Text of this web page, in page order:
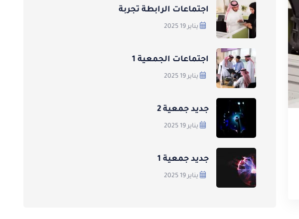
اجتماعات الرابطة تجربة
يناير 19 2025
اجتماعات الجمعية 1
يناير 19 2025
جديد جمعية 2
يناير 19 2025
جديد جمعية 1
يناير 19 2025